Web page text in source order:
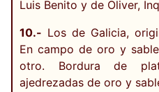
Luis Benito y de Oliver,
10.- Los de Galicia,
En campo de oro y
otro. Bordura de
ajedrezadas de oro y